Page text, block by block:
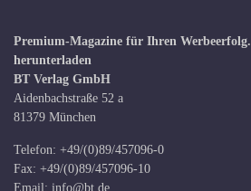
Premium-Magazine für Ihren Werbeerfolg.
herunterladen
BT Verlag GmbH
Aidenbachstraße 52 a
81379 München
Telefon: +49/(0)89/457096-0
Fax: +49/(0)89/457096-10
Email: info@bt.de